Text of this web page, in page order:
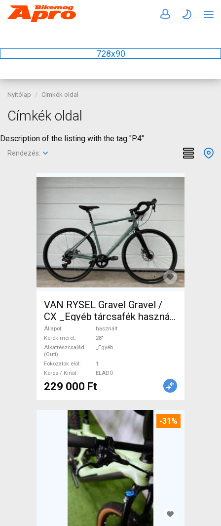
728x90
Nyitólap Címkék oldal
Címkék oldal
Description of the listing with the tag "P.4"
Rendezés:
VAN RYSEL Gravel Gravel /
CX _Egyéb tárcsafék használt
ELADÓ
Állapot
használt
Kerék méret
28"
Alkatrészcsalád
(Outi)
_Egyéb
Fokozatok elöl
1
Keres / Kínál
ELADÓ
229 000 Ft
-31%